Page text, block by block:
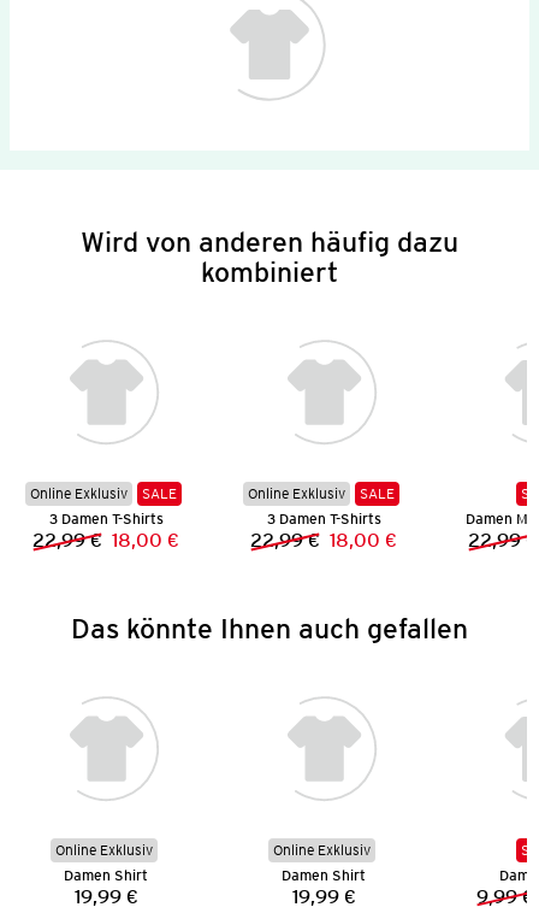
Wird von anderen häufig dazu
kombiniert
Online Exklusiv
SALE
3 Damen T-Shirts
Vorheriger Preis:
22,99 € Neuer Preis:
18,00 €
Online Exklusiv
SALE
3 Damen T-Shirts
Vorheriger Preis:
22,99 € Neuer Preis:
18,00 €
Damen
22,99 €
Das könnte Ihnen auch gefallen
Online Exklusiv
Damen Shirt
Preis:
19,99 €
Online Exklusiv
Damen Shirt
Preis:
19,99 € 9,99 €